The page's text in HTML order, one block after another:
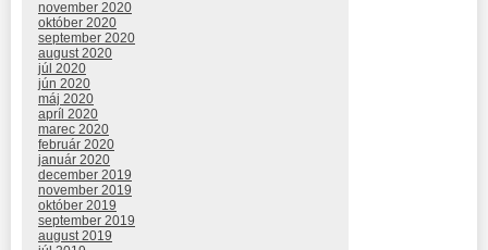
november 2020
október 2020
september 2020
august 2020
júl 2020
jún 2020
máj 2020
apríl 2020
marec 2020
február 2020
január 2020
december 2019
november 2019
október 2019
september 2019
august 2019